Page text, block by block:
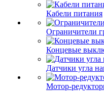
Кабели питания
Ограничители
Концевые
Датчики угла
Мотор-